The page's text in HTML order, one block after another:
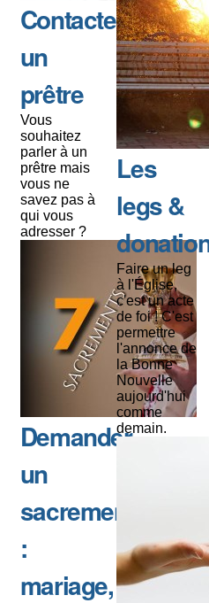
Contacter
un
prêtre
Vous
souhaitez
parler à un
prêtre mais
vous ne
savez pas à
qui vous
adresser ?
Demander
un
sacrement
:
mariage,
Les
legs &
Faire un leg
à l'Église,
c'est un acte
de foi ! C'est
permettre
l'annonce de
la Bonne
Nouvelle
aujourd'hui
comme
demain.